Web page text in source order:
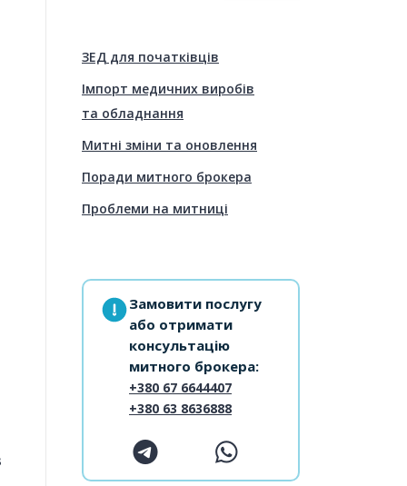
ЗЕД для початківців
Імпорт медичних виробів
та обладнання
Митні зміни та оновлення
Поради митного брокера
Проблеми на митниці
Замовити послугу
або отримати
консультацію
митного брокера:
+380 67 6644407
+380 63 8636888